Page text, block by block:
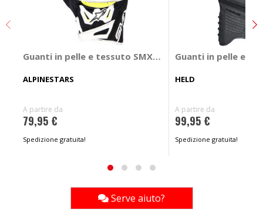
Guanti in pelle e tessuto SMX-2 AIR Carbon V2
ALPINESTARS
A partire da
79,95 €
Spedizione gratuita!
Guanti in pelle e
HELD
A partire da
99,95 €
Spedizione gratuita!
Serve aiuto?